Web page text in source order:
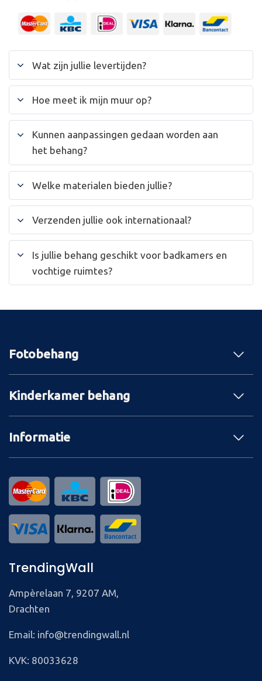
Wat zijn jullie levertijden?
Hoe meet ik mijn muur op?
Kunnen aanpassingen gedaan worden aan
het behang?
Welke materialen bieden jullie?
Verzenden jullie ook internationaal?
Is jullie behang geschikt voor badkamers en
vochtige ruimtes?
Fotobehang
Kinderkamer behang
Informatie
TrendingWall
Ampèrelaan 7, 9207 AM,
Drachten
Email: info@trendingwall.nl
KVK: 80033628